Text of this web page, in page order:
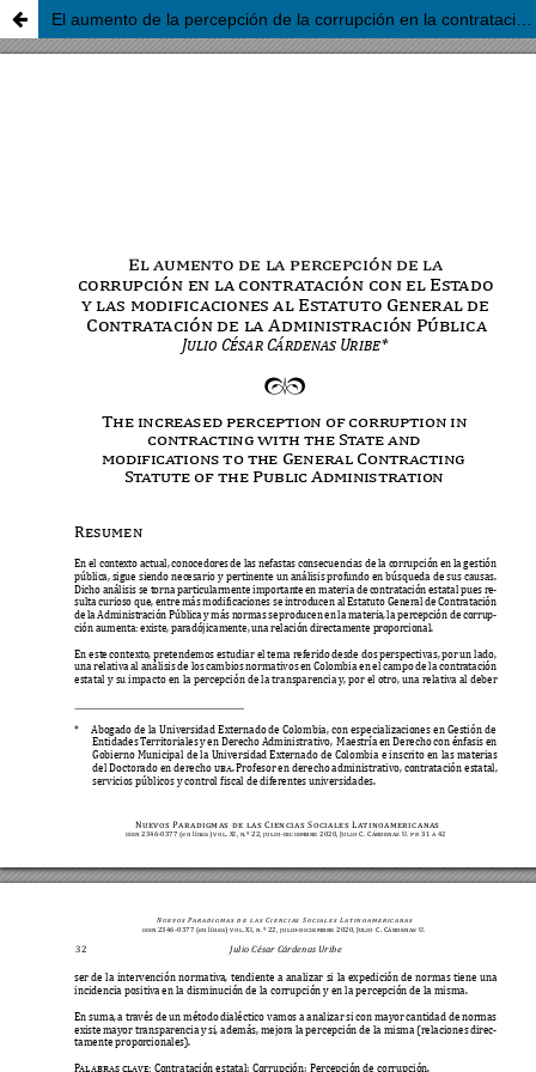
El aumento de la percepción de la corrupción en la contratación con el Estado y las modificaciones al Estatuto General de Contratación de la Administración Pública